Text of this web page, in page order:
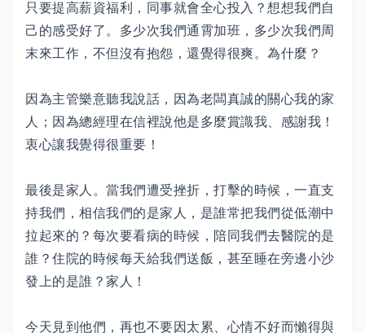
只要提高薪資福利，同事就會全心投入？想想我們自
己的感受好了。多少次我們通霄加班，多少次我們周
末來工作，不但沒有抱怨，還覺得很爽。為什麼？
因為主管樂意聽我說話，因為老闆真誠的關心我的家
人；因為總經理在信裡說他是多麼賞識我、感謝我！
衷心讓我覺得很重要！
最後是家人。當我們遭受挫折，打擊的時候，一直支
持我們，相信我們的是家人，是誰常把我們從低潮中
拉起來的？每次要看病的時候，陪同我們去醫院的是
誰？住院的時候每天給我們送飯，甚至睡在旁邊小沙
發上的是誰？家人！
今天見到他們，再也不要因太累、心情不好而懶得與